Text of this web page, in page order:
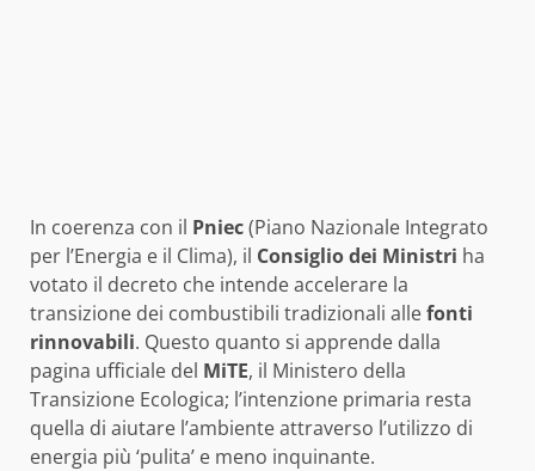
In coerenza con il Pniec(Piano Nazionale Integrato
per l’Energia e il Clima), il Consiglio dei Ministri ha
votato il decreto che intende accelerare la
transizione dei combustibili tradizionali allefonti
rinnovabili. Questo quanto si apprende dalla
pagina ufficiale del MiTE, il Ministero della
Transizione Ecologica; l’intenzione primaria resta
quella di aiutare l’ambiente attraverso l’utilizzo di
energia più ‘pulita’ e meno inquinante.